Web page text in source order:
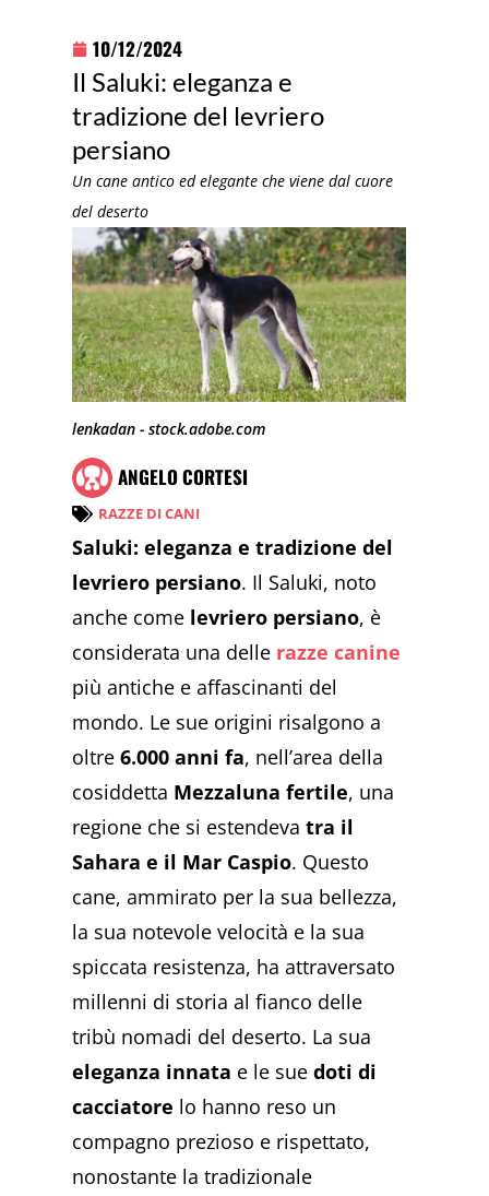
10/12/2024
Il Saluki: eleganza e
tradizione del levriero
persiano
Un cane antico ed elegante che viene dal cuore
del deserto
lenkadan - stock.adobe.com
ANGELO CORTESI
RAZZE DI CANI
Saluki: eleganza e tradizione del
levriero persiano. Il Saluki, noto
anche come levriero persiano, è
considerata una delle razze canine
più antiche e affascinanti del
mondo. Le sue origini risalgono a
oltre6.000 anni fa, nell’area della
cosiddetta Mezzaluna fertile, una
regione che si estendevatra il
Sahara e il Mar Caspio. Questo
cane, ammirato per la sua bellezza,
la sua notevole velocità e la sua
spiccata resistenza, ha attraversato
millenni di storia al fianco delle
tribù nomadi del deserto. La sua
eleganza innata e le suedoti di
cacciatore lo hanno reso un
compagno prezioso e rispettato,
nonostante la tradizionale